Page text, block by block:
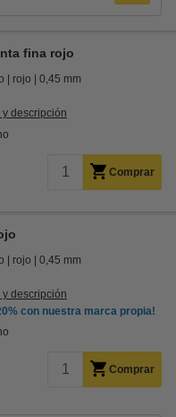
fina rojo
rojo 0,45 mm
y descripción
Comprar
rojo 0,45 mm
y descripción
con nuestra marca propia!
Comprar